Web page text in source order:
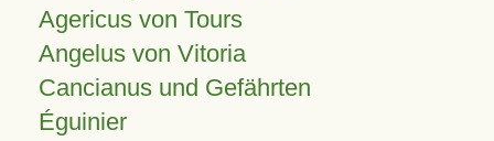
Agericus von Tours
Angelus von Vitoria
Cancianus und Gefährten
Éguinier